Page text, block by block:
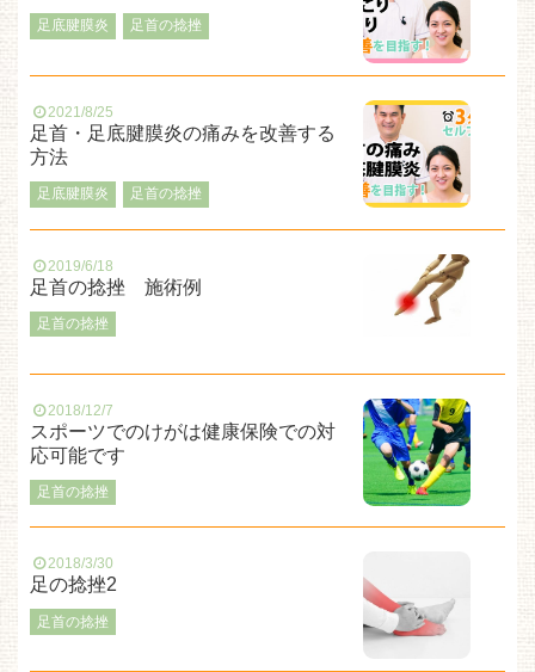
足底腱膜炎 足首の捻挫
2021/8/25
足首・足底腱膜炎の痛みを改善する
方法
足底腱膜炎 足首の捻挫
2019/6/18
足首の捻挫 施術例
足首の捻挫
2018/12/7
スポーツでのけがは健康保険での対
応可能です
足首の捻挫
2018/3/30
足の捻挫2
足首の捻挫